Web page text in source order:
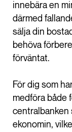
innebära en
därmed
sälja din
behöva
förväntat.
För dig som
medföra både
centralbanken
ekonomin,